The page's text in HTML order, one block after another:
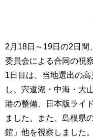
2月18日～19日の2日間
委員会による合同の視
1日目は、当地選出の
し、宍道湖・中海・大
港の整備、日本版ライ
ました。また、島根県
館」他を視察しました。